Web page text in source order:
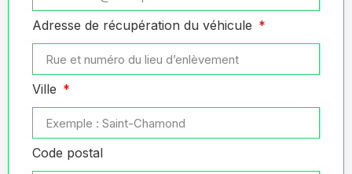
Adresse de récupération du véhicule
Ville
Code postal